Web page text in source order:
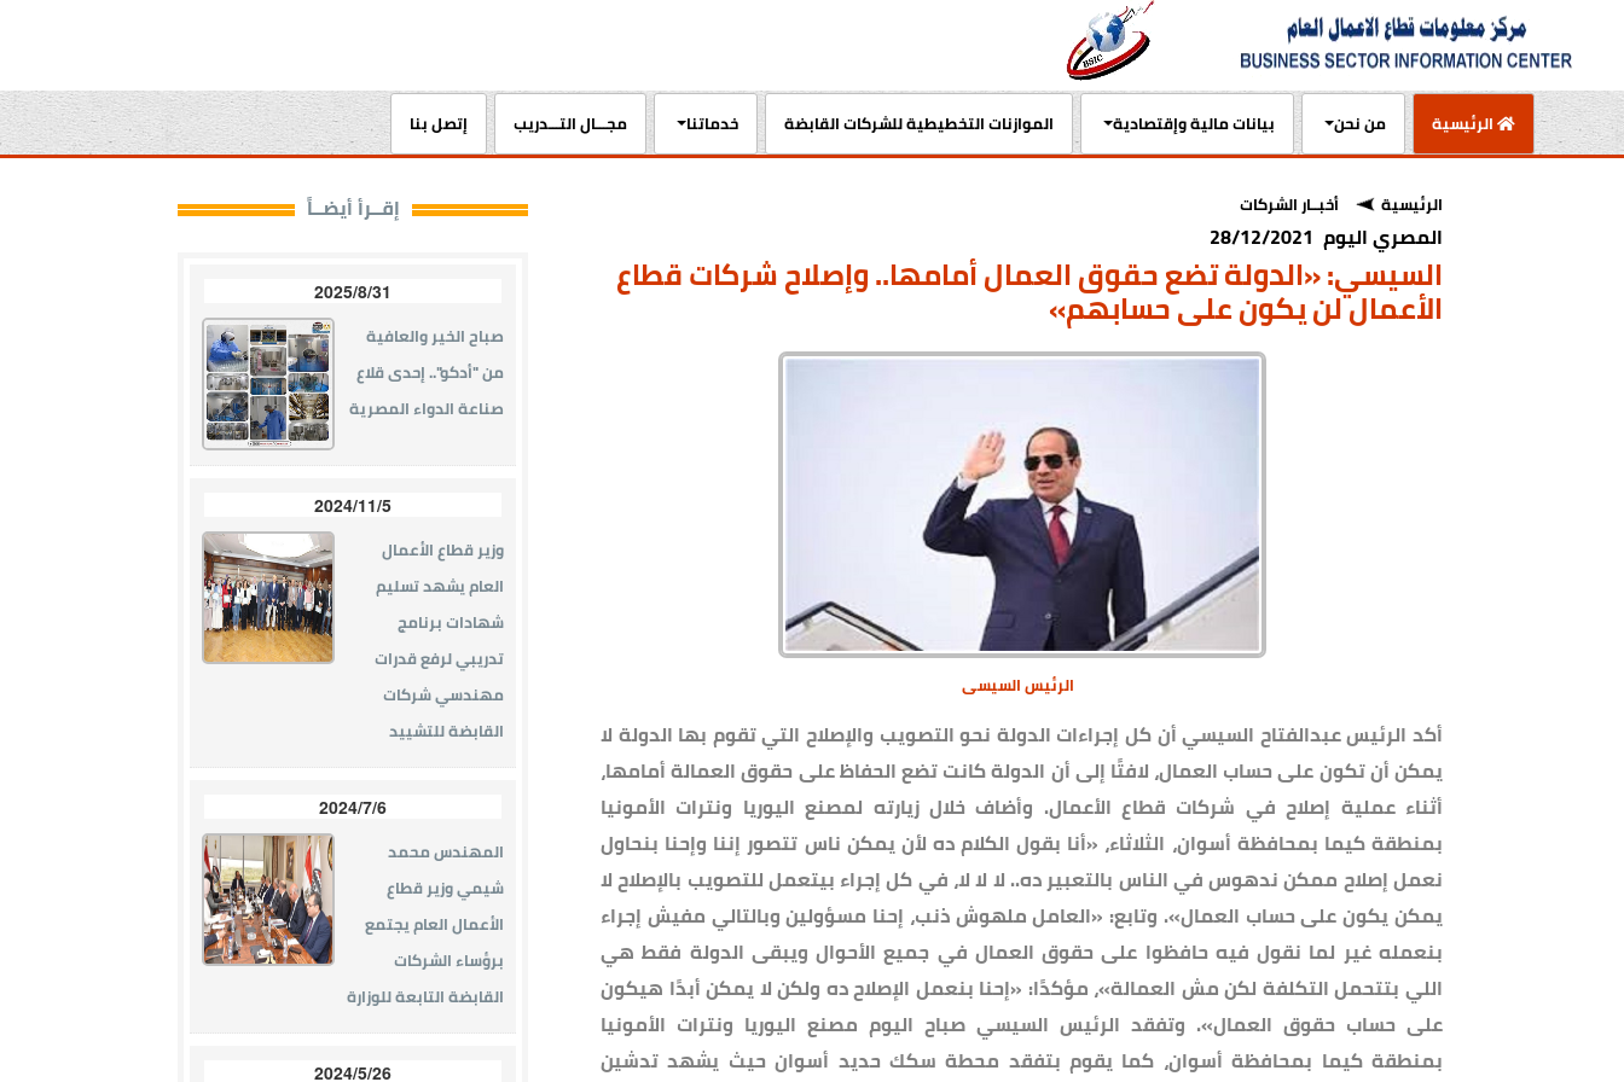
الرئيسية
(current) من نحن بيانات مالية وإقتصادية الموازنات التخطيطية للشركات القابضة خدماتنا مجـــال التـــدريب إتصل بنا
الرئيسية أخبــار الشركات
المصري اليوم 28/12/2021
السيسي: «الدولة تضع حقوق العمال أمامها.. وإصلاح شركات قطاع
الأعمال لن يكون على حسابهم»
الرئيس السيسى
أكد الرئيس عبدالفتاح السيسي أن كل إجراءات الدولة نحو التصويب والإصلاح التي تقوم بها الدولة لا
يمكن أن تكون على حساب العمال، لافتًا إلى أن الدولة كانت تضع الحفاظ على حقوق العمالة أمامها،
أثناء عملية إصلاح في شركات قطاع الأعمال. وأضاف خلال زيارته لمصنع اليوريا ونترات الأمونيا
بمنطقة كيما بمحافظة أسوان، الثلاثاء، «أنا بقول الكلام ده لأن يمكن ناس تتصور إننا وإحنا بنحاول
نعمل إصلاح ممكن ندهوس في الناس بالتعبير ده.. لا لا لا، في كل إجراء بيتعمل للتصويب بالإصلاح لا
يمكن يكون على حساب العمال». وتابع: «العامل ملهوش ذنب، إحنا مسؤولين وبالتالي مفيش إجراء
بنعمله غير لما نقول فيه حافظوا على حقوق العمال في جميع الأحوال ويبقى الدولة فقط هي
اللي بتتحمل التكلفة لكن مش العمالة»، مؤكدًا: «إحنا بنعمل الإصلاح ده ولكن لا يمكن أبدًا هيكون
على حساب حقوق العمال». وتفقد الرئيس السيسي صباح اليوم مصنع اليوريا ونترات الأمونيا
بمنطقة كيما بمحافظة أسوان، كما يقوم بتفقد محطة سكك حديد أسوان حيث يشهد تدشين